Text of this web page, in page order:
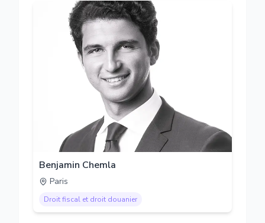
Benjamin Chemla
Paris
Droit fiscal et droit douanier